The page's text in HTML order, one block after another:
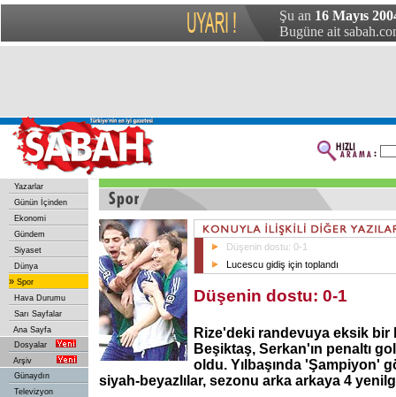
Şu an 16 Mayıs
Bugüne ait
Yazarlar
Günün İçinden
Ekonomi
Gündem
Siyaset
Dünya
» Spor
Hava Durumu
Sarı Sayfalar
Ana Sayfa
Dosyalar
Arşiv
Günaydın
Televizyon
Düşenin dostu: 0-1
Lucescu gidiş için toplandı
Düşenin dostu: 0-1
Rize'deki randevuya eksik bir
Beşiktaş, Serkan'ın penaltı
oldu. Yılbaşında 'Şampiyon'
siyah-beyazlılar, sezonu arka arkaya 4